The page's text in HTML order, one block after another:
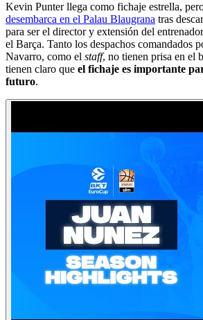
Kevin Punter llega como fichaje estrella,
desembarca en el Palau Blaugrana tras
para ser el director y extensión del
el Barça. Tanto los despachos comandados
Navarro, como el staff, no tienen prisa en el
tienen claro que el fichaje es importante
futuro.